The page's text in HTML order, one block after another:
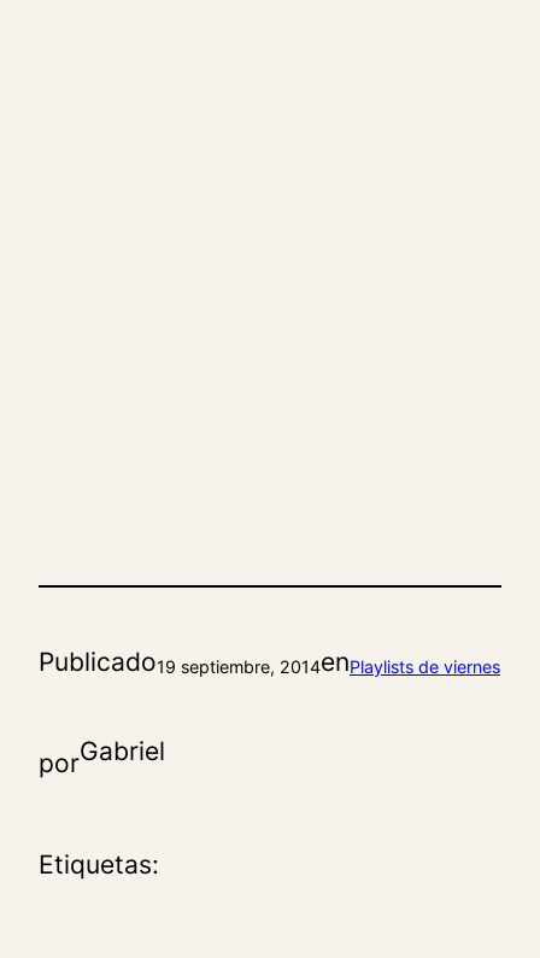
Publicado19 septiembre, 2014enPlaylists de viernes
porGabriel
Etiquetas: